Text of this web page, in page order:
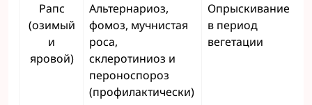
Рапс
(озимый
и
яровой)
Альтернариоз,
фомоз, мучнистая
роса,
склеротиниоз и
пероноспороз
(профилактически)
Опрыскивание
в период
вегетации